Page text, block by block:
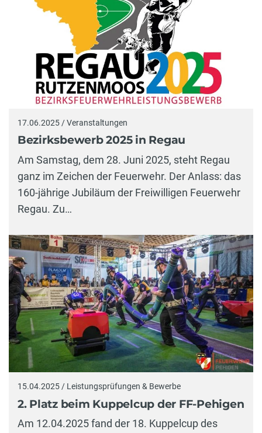
17.06.2025 / Veranstaltungen
Bezirksbewerb 2025 in Regau
Am Samstag, dem 28. Juni 2025, steht Regau
ganz im Zeichen der Feuerwehr. Der Anlass: das
160-jährige Jubiläum der Freiwilligen Feuerwehr
Regau. Zu…
15.04.2025 / Leistungsprüfungen & Bewerbe
2. Platz beim Kuppelcup der FF-Pehigen
Am 12.04.2025 fand der 18. Kuppelcup des